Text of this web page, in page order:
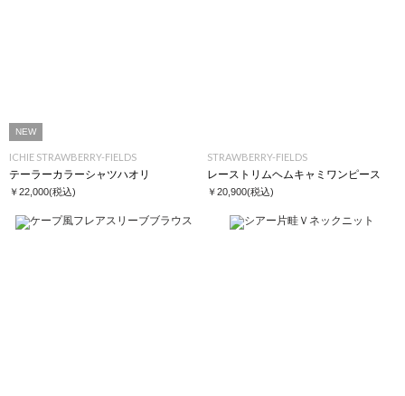
NEW
ICHIE STRAWBERRY-FIELDS
テーラーカラーシャツハオリ
￥22,000(税込)
STRAWBERRY-FIELDS
レーストリムヘムキャミワンピース
￥20,900(税込)